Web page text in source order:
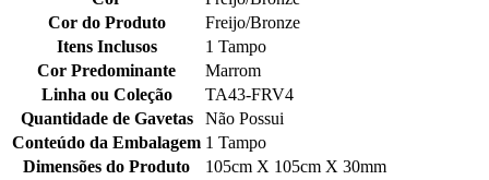
Cor do Produto
Freijo/Bronze
Itens Inclusos
1 Tampo
Cor Predominante
Marrom
Linha ou Coleção
TA43-FRV4
Quantidade de Gavetas
Não Possui
Conteúdo da Embalagem 1 Tampo
Dimensões do Produto
105cm X 105cm X 30mm